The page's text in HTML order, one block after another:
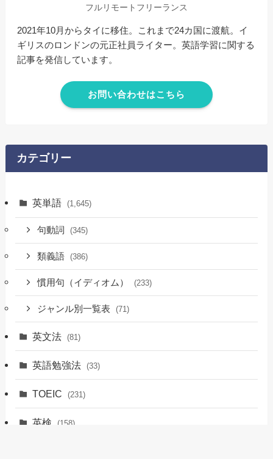
フルリモートフリーランス
2021年10月からタイに移住。これまで24カ国に渡航。イ
ギリスのロンドンの元正社員ライター。英語学習に関する
記事を発信しています。
お問い合わせはこちら
カテゴリー
英単語 (1,645)
句動詞 (345)
類義語 (386)
慣用句（イディオム） (233)
ジャンル別一覧表 (71)
英文法 (81)
英語勉強法 (33)
TOEIC (231)
英検 (158)